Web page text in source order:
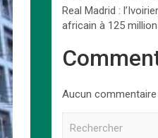
Real Madrid :
africain à 125
Aucun